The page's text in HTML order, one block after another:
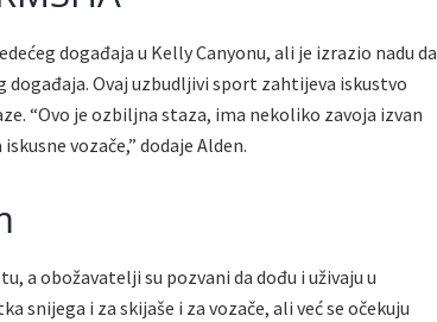
događaja u Kelly Canyonu, ali je izrazio nadu da
Ovaj uzbudljivi sport zahtijeva iskustvo
“Ovo je ozbiljna staza, ima nekoliko zavoja izvan
vozače,” dodaje Alden.
a obožavatelji su pozvani da dođu i uživaju u
snijega i za skijaše i za vozače, ali već se očekuju